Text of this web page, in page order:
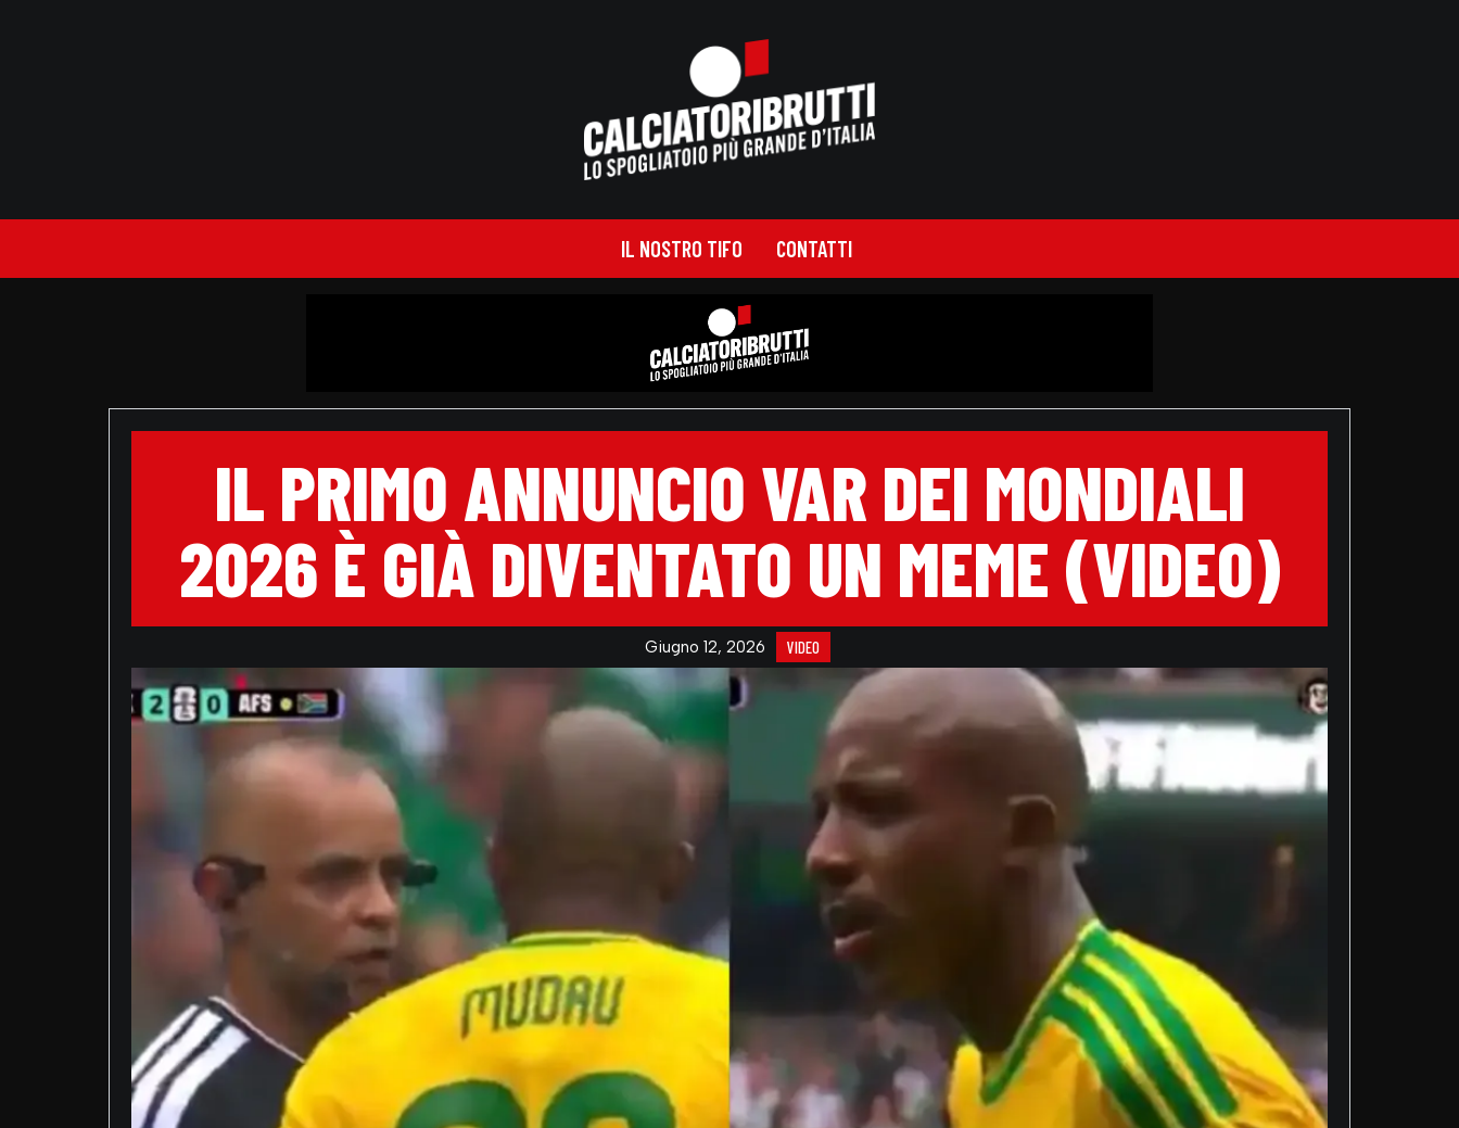
IL NOSTRO TIFO CONTATTI
IL PRIMO ANNUNCIO VAR DEI MONDIALI
2026 È GIÀ DIVENTATO UN MEME (VIDEO)
Giugno 12, 2026 VIDEO